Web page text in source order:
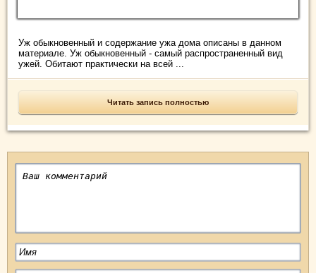
Уж обыкновенный и содержание ужа дома описаны в данном
материале. Уж обыкновенный - самый распространенный вид
ужей. Обитают практически на всей ...
Читать запись полностью